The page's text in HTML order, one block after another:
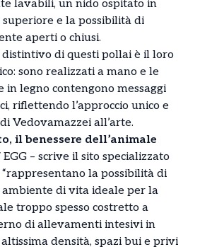
lavabili, un nido ospitato in
e la possibilità di
aperti o chiusi.
di questi pollai è il loro
sono realizzati a mano e le
in legno contengono messaggi
riflettendo l’approccio unico e
Vedovamazzei all’arte.
il benessere dell’animale
– scrive il sito specializzato
la possibilità di
di vita ideale per la
troppo spesso costretto a
di allevamenti intesivi in
densità, spazi bui e privi